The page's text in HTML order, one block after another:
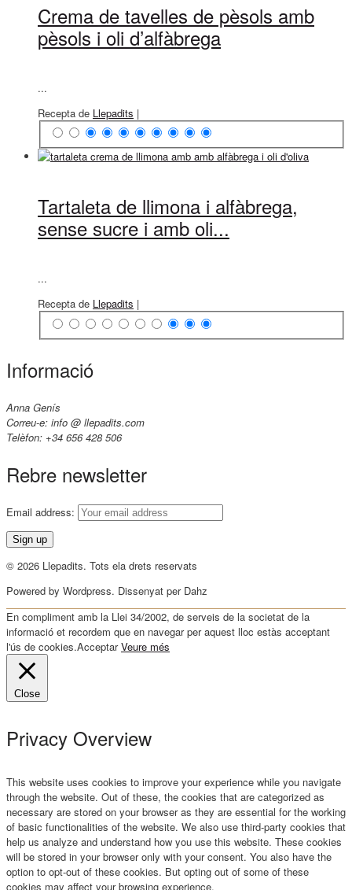
Crema de tavelles de pèsols amb
pèsols i oli d’alfàbrega
...
Recepta de Llepadits |
Tartaleta de llimona i alfàbrega,
sense sucre i amb oli...
...
Recepta de Llepadits |
Informació
Anna Genís
Correu-e: info @ llepadits.com
Telèfon: +34 656 428 506
Rebre newsletter
Email address:
© 2026 Llepadits. Tots ela drets reservats
Powered by Wordpress. Dissenyat per Dahz
En compliment amb la Llei 34/2002, de serveis de la societat de la
informació et recordem que en navegar per aquest lloc estàs acceptant
l'ús de cookies.Acceptar Veure més
Close
Privacy Overview
This website uses cookies to improve your experience while you navigate
through the website. Out of these, the cookies that are categorized as
necessary are stored on your browser as they are essential for the working
of basic functionalities of the website. We also use third-party cookies that
help us analyze and understand how you use this website. These cookies
will be stored in your browser only with your consent. You also have the
option to opt-out of these cookies. But opting out of some of these
cookies may affect your browsing experience.